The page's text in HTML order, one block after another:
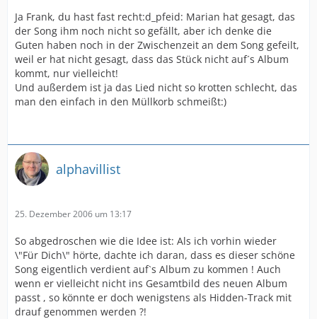
Ja Frank, du hast fast recht:d_pfeid: Marian hat gesagt, das
der Song ihm noch nicht so gefällt, aber ich denke die
Guten haben noch in der Zwischenzeit an dem Song gefeilt,
weil er hat nicht gesagt, dass das Stück nicht auf´s Album
kommt, nur vielleicht!
Und außerdem ist ja das Lied nicht so krotten schlecht, das
man den einfach in den Müllkorb schmeißt:)
alphavillist
25. Dezember 2006 um 13:17
So abgedroschen wie die Idee ist: Als ich vorhin wieder
\"Für Dich\" hörte, dachte ich daran, dass es dieser schöne
Song eigentlich verdient auf`s Album zu kommen ! Auch
wenn er vielleicht nicht ins Gesamtbild des neuen Album
passt , so könnte er doch wenigstens als Hidden-Track mit
drauf genommen werden ?!